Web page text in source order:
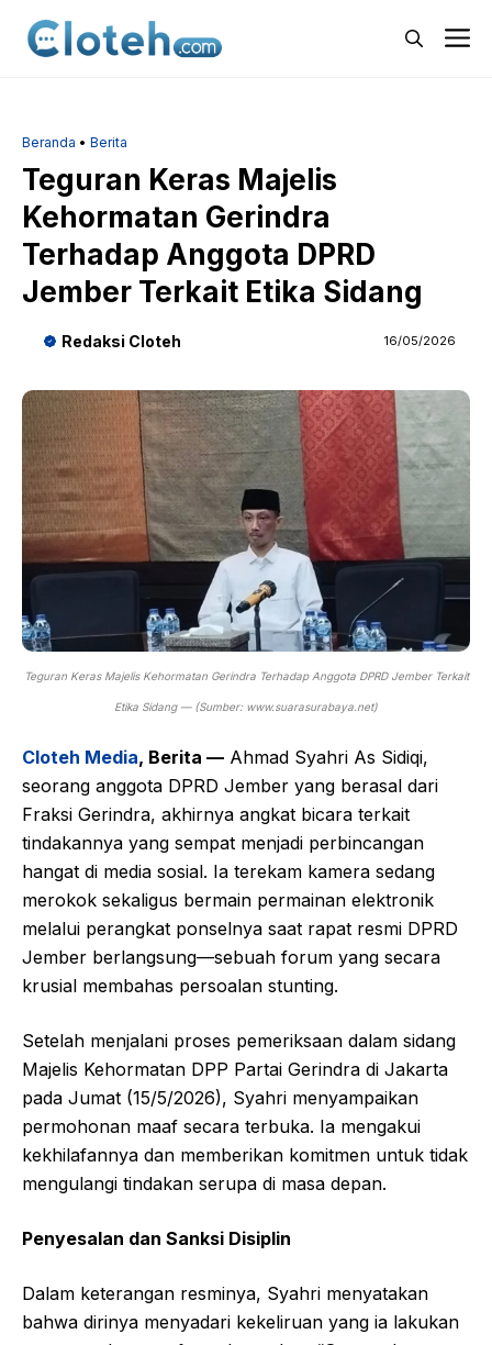
Beranda • Berita
Teguran Keras Majelis
Kehormatan Gerindra
Terhadap Anggota DPRD
Jember Terkait Etika Sidang
Redaksi Cloteh 16/05/2026
Teguran Keras Majelis Kehormatan Gerindra Terhadap Anggota DPRD Jember Terkait
Etika Sidang — (Sumber: www.suarasurabaya.net)
Cloteh Media, Berita — Ahmad Syahri As Sidiqi,
seorang anggota DPRD Jember yang berasal dari
Fraksi Gerindra, akhirnya angkat bicara terkait
tindakannya yang sempat menjadi perbincangan
hangat di media sosial. Ia terekam kamera sedang
merokok sekaligus bermain permainan elektronik
melalui perangkat ponselnya saat rapat resmi DPRD
Jember berlangsung—sebuah forum yang secara
krusial membahas persoalan stunting.
Setelah menjalani proses pemeriksaan dalam sidang
Majelis Kehormatan DPP Partai Gerindra di Jakarta
pada Jumat (15/5/2026), Syahri menyampaikan
permohonan maaf secara terbuka. Ia mengakui
kekhilafannya dan memberikan komitmen untuk tidak
mengulangi tindakan serupa di masa depan.
Penyesalan dan Sanksi Disiplin
Dalam keterangan resminya, Syahri menyatakan
bahwa dirinya menyadari kekeliruan yang ia lakukan